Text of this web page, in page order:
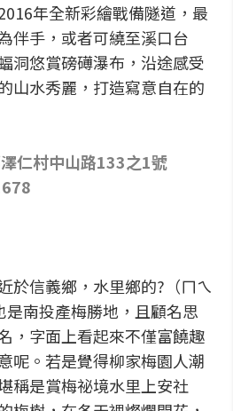
年全新彩繪戰備隧道，最
伴手，或者可繞至溪口台
洞悠賞磅礡瀑布，沿途感受
山水秀麗，打造寫意自在的
仁村中山路133之1號
於信義鄉，水里鄉的?（ㄇㄟ
南投產梅勝地，且顧名思
，字面上看起來不僅富饒趣
呢。若是覺得柳家梅園人潮
稱是賞梅祕境水里上安社